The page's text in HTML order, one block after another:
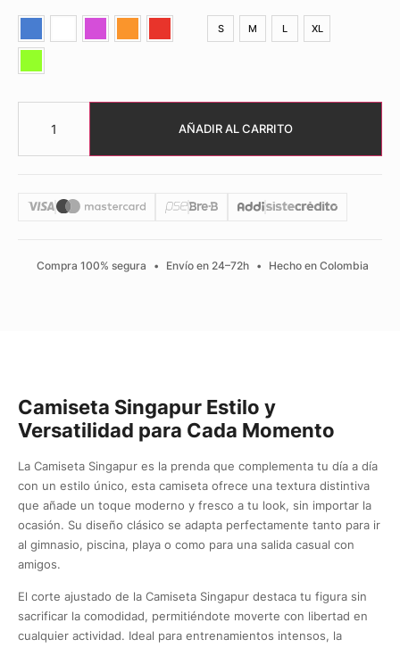
S M L XL
AÑADIR AL CARRITO
Compra 100% segura • Envío en 24–72h • Hecho en Colombia
Camiseta Singapur Estilo y
Versatilidad para Cada Momento
La Camiseta Singapur es la prenda que complementa tu día a día
con un estilo único, esta camiseta ofrece una textura distintiva
que añade un toque moderno y fresco a tu look, sin importar la
ocasión. Su diseño clásico se adapta perfectamente tanto para ir
al gimnasio, piscina, playa o como para una salida casual con
amigos.
El corte ajustado de la Camiseta Singapur destaca tu figura sin
sacrificar la comodidad, permitiéndote moverte con libertad en
cualquier actividad. Ideal para entrenamientos intensos, la